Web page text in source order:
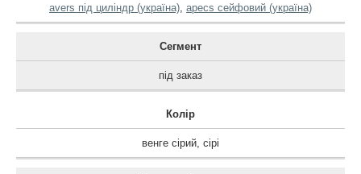
avers під циліндр (україна) apecs сейфовий (україна)
Сегмент
під заказ
Колір
венге сірий сірі